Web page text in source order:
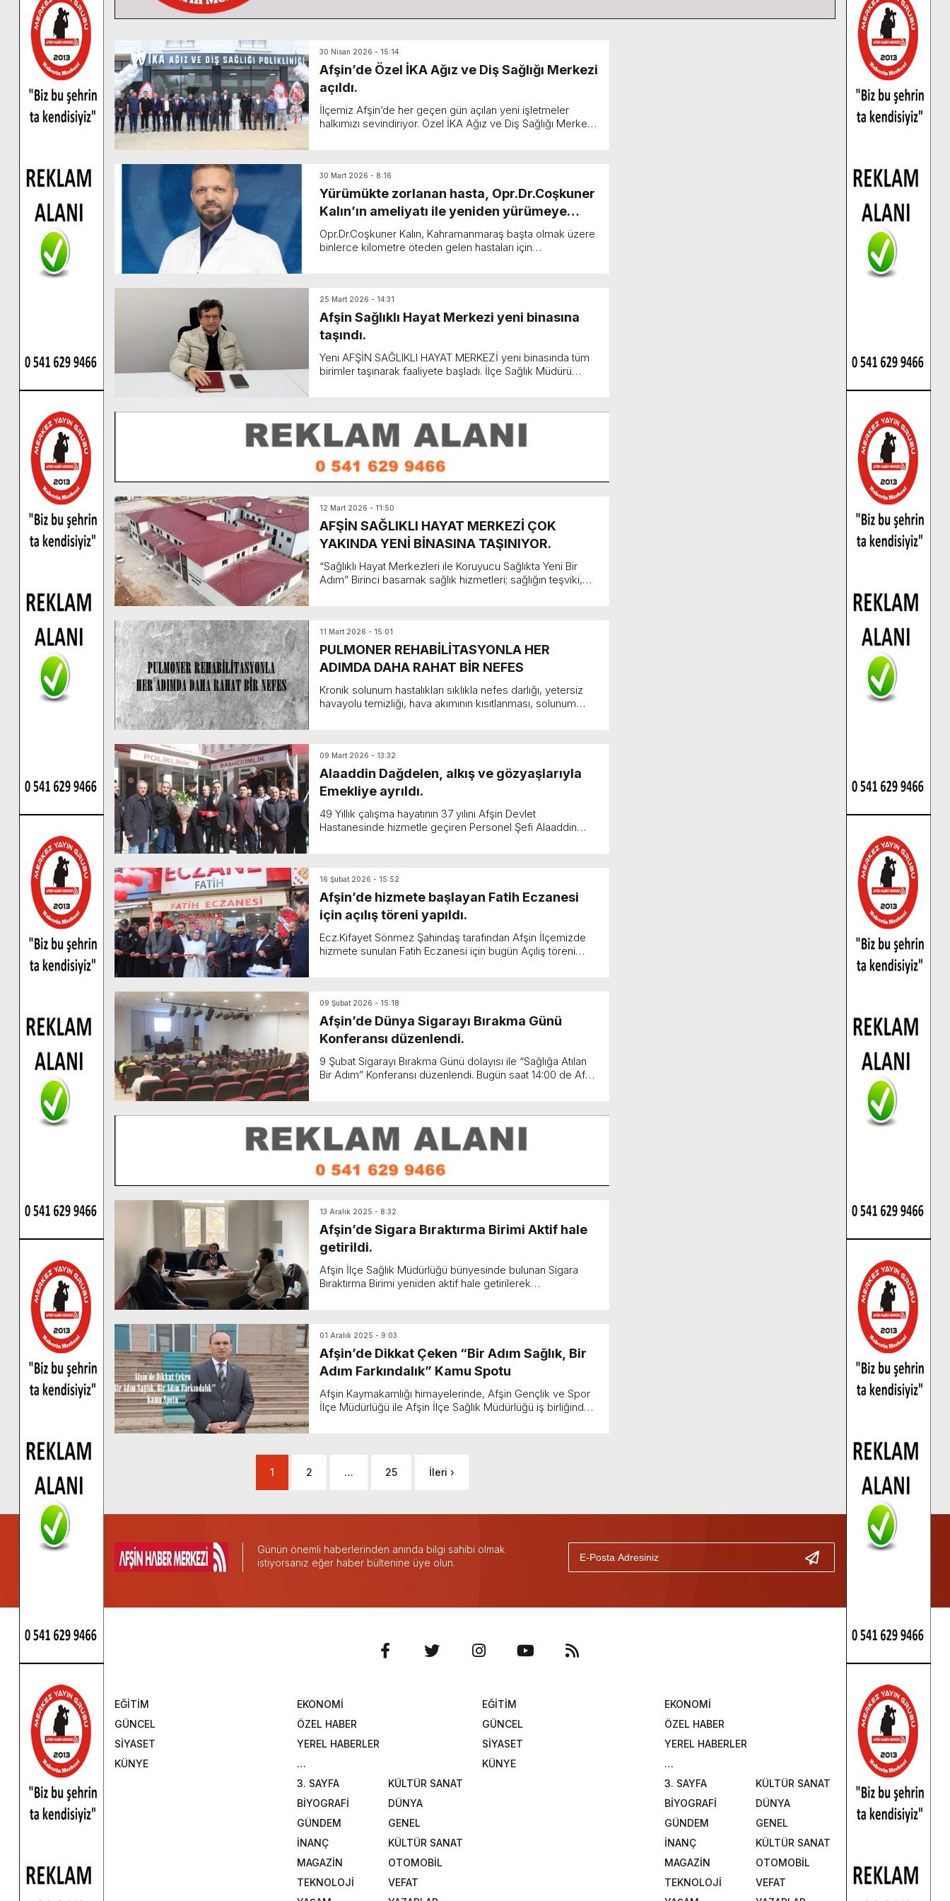
30 Nisan 2026 - 15:14
Afşin’de Özel İKA Ağız ve Diş Sağlığı Merkezi
açıldı.
İlçemiz Afşin’de her geçen gün açılan yeni işletmeler
halkımızı sevindiriyor. Özel İKA Ağız ve Diş Sağlığı Merkezi
30 Mart 2026 - 8:16
Yürümükte zorlanan hasta, Opr.Dr.Coşkuner
Kalın’ın ameliyatı ile yeniden yürümeye
başladı.
Opr.Dr.Coşkuner Kalın, Kahramanmaraş başta olmak üzere
binlerce kilometre öteden gelen hastaları için
25 Mart 2026 - 14:31
Afşin Sağlıklı Hayat Merkezi yeni binasına
taşındı.
Yeni AFŞİN SAĞLIKLI HAYAT MERKEZİ yeni binasında tüm
birimler taşınarak faaliyete başladı. İlçe Sağlık Müdürü
12 Mart 2026 - 11:50
AFŞİN SAĞLIKLI HAYAT MERKEZİ ÇOK
YAKINDA YENİ BİNASINA TAŞINIYOR.
“Sağlıklı Hayat Merkezleri ile Koruyucu Sağlıkta Yeni Bir
Adım” Birinci basamak sağlık hizmetleri; sağlığın teşviki,
11 Mart 2026 - 15:01
PULMONER REHABİLİTASYONLA HER
ADIMDA DAHA RAHAT BİR NEFES
Kronik solunum hastalıkları sıklıkla nefes darlığı, yetersiz
havayolu temizliği, hava akımının kısıtlanması, solunum
09 Mart 2026 - 13:32
Alaaddin Dağdelen, alkış ve gözyaşlarıyla
Emekliye ayrıldı.
49 Yıllık çalışma hayatının 37 yılını Afşin Devlet
Hastanesinde hizmetle geçiren Personel Şefi Alaaddin
16 Şubat 2026 - 15:52
Afşin’de hizmete başlayan Fatih Eczanesi
için açılış töreni yapıldı.
Ecz.Kifayet Sönmez Şahindaş tarafından Afşin İlçemizde
hizmete sunulan Fatih Eczanesi için bugün Açılış töreni
09 Şubat 2026 - 15:18
Afşin’de Dünya Sigarayı Bırakma Günü
Konferansı düzenlendi.
9 Şubat Sigarayı Bırakma Günü dolayısı ile “Sağlığa Atılan
Bir Adım” Konferansı düzenlendi. Bugün saat 14:00 de Afşin
13 Aralık 2025 - 8:32
Afşin’de Sigara Bıraktırma Birimi Aktif hale
getirildi.
Afşin İlçe Sağlık Müdürlüğü bünyesinde bulunan Sigara
Bıraktırma Birimi yeniden aktif hale getirilerek
01 Aralık 2025 - 9:03
Afşin’de Dikkat Çeken “Bir Adım Sağlık, Bir
Adım Farkındalık” Kamu Spotu
Afşin Kaymakamlığı himayelerinde, Afşin Gençlik ve Spor
İlçe Müdürlüğü ile Afşin İlçe Sağlık Müdürlüğü iş birliğinde
1 2 … 25 İleri ›
Günün önemli haberlerinden anında bilgi sahibi olmak
istiyorsanız eğer haber bültenine üye olun.
EĞİTİM
EKONOMİ
GÜNCEL
ÖZEL HABER
SİYASET
YEREL HABERLER
KÜNYE
…
3. SAYFA
KÜLTÜR SANAT
BİYOGRAFİ
DÜNYA
GÜNDEM
GENEL
İNANÇ
KÜLTÜR SANAT
MAGAZİN
OTOMOBİL
TEKNOLOJİ
VEFAT
EĞİTİM
EKONOMİ
GÜNCEL
ÖZEL HABER
SİYASET
YEREL HABERLER
KÜNYE
…
3. SAYFA
KÜLTÜR SANAT
BİYOGRAFİ
DÜNYA
GÜNDEM
GENEL
İNANÇ
KÜLTÜR SANAT
MAGAZİN
OTOMOBİL
TEKNOLOJİ
VEFAT